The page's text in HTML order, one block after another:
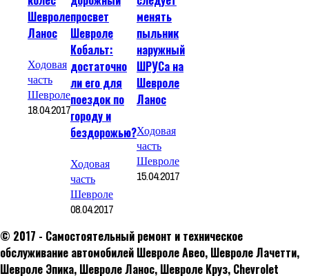
Шевроле
Ланос
Ходовая
часть
Шевроле
18.04.2017
просвет
Шевроле
Кобальт:
достаточно
ли его для
поездок по
городу и
бездорожью?
Ходовая
часть
Шевроле
08.04.2017
менять
пыльник
наружный
ШРУСа на
Шевроле
Ланос
Ходовая
часть
Шевроле
15.04.2017
© 2017 - Самостоятельный ремонт и техническое
обслуживание автомобилей Шевроле Авео, Шевроле Лачетти,
Шевроле Эпика, Шевроле Ланос, Шевроле Круз, Сhevrolet